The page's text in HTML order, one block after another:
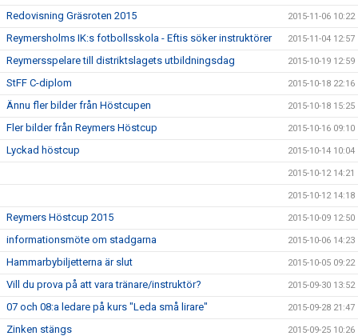
Redovisning Gräsroten 2015 2015-11-06 10:22
Reymersholms IK:s fotbollsskola - Eftis söker instruktörer 2015-11-04 12:57
Reymersspelare till distriktslagets utbildningsdag 2015-10-19 12:59
StFF C-diplom 2015-10-18 22:16
Ännu fler bilder från Höstcupen 2015-10-18 15:25
Fler bilder från Reymers Höstcup 2015-10-16 09:10
Lyckad höstcup 2015-10-14 10:04
2015-10-12 14:21
2015-10-12 14:18
Reymers Höstcup 2015 2015-10-09 12:50
informationsmöte om stadgarna 2015-10-06 14:23
Hammarbybiljetterna är slut 2015-10-05 09:22
Vill du prova på att vara tränare/instruktör? 2015-09-30 13:52
07 och 08:a ledare på kurs "Leda små lirare" 2015-09-28 21:47
Zinken stängs 2015-09-25 10:26